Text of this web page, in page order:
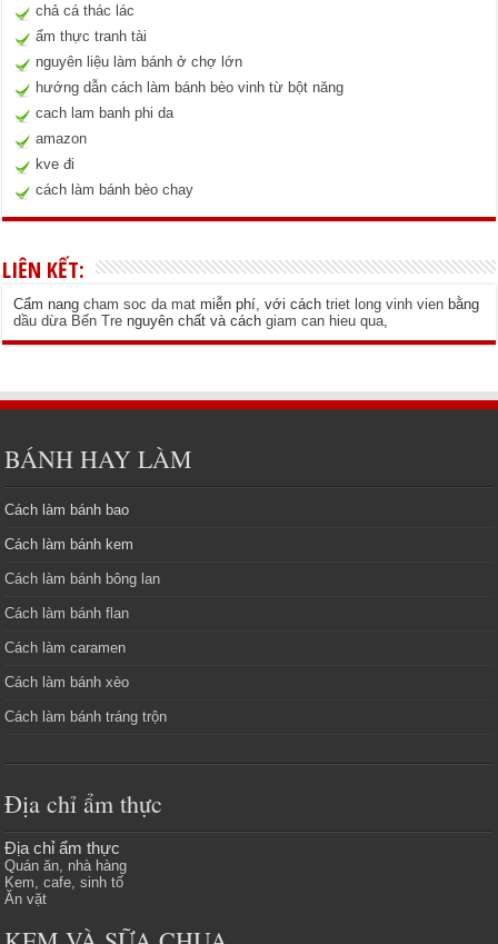
chả cá thác lác
ẩm thực tranh tài
nguyên liệu làm bánh ở chợ lớn
hướng dẫn cách làm bánh bèo vinh từ bột năng
cach lam banh phi da
amazon
kve đi
cách làm bánh bèo chay
LIÊN KẾT:
Cẩm nangcham soc da mat miễn phí, với cáchtriet long vinh vien bằng
dầu dừa Bến Tre nguyên chất và cáchgiam can hieu qua
BÁNH HAY LÀM
Cách làm bánh bao
Cách làm bánh kem
Cách làm bánh bông lan
Cách làm bánh flan
Cách làm caramen
Cách làm bánh xèo
Cách làm bánh tráng trộn
Địa chỉ ẩm thực
Địa chỉ ẩm thực
Quán ăn, nhà hàng
Kem, cafe, sinh tố
Ăn vặt